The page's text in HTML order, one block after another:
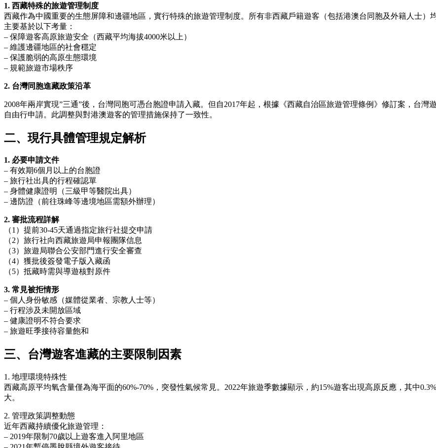
1. 西藏特殊的旅遊管理制度
西藏作為中國重要的生態屏障和邊疆地區，實行特殊的旅遊管理制度。所有非西藏戶籍遊客（包括港澳台同胞及外籍人士）
主要基於以下考量：
– 保障遊客高原旅遊安全（西藏平均海拔4000米以上）
– 維護邊疆地區的社會穩定
– 保護脆弱的高原生態環境
– 規範旅遊市場秩序
2. 台灣同胞進藏政策沿革
2008年兩岸實現”三通”後，台灣同胞可憑台胞證申請入藏。但自2017年起，根據《西藏自治區旅遊管理條例》修訂案，台
自由行申請。此調整與對港澳遊客的管理措施保持了一致性。
二、現行具體管理規定解析
1. 必要申請文件
– 有效期6個月以上的台胞證
– 旅行社出具的行程確認單
– 身體健康證明（三級甲等醫院出具）
– 邊防證（前往珠峰等邊境地區需額外辦理）
2. 審批流程詳解
（1）提前30-45天通過指定旅行社提交申請
（2）旅行社向西藏旅遊局申報團隊信息
（3）旅遊局聯合公安部門進行安全審查
（4）獲批後簽發電子版入藏函
（5）抵藏時需與導遊核對原件
3. 常見被拒情形
– 個人身份敏感（媒體從業者、宗教人士等）
– 行程涉及未開放區域
– 健康證明不符合要求
– 旅遊旺季接待容量飽和
三、台灣遊客進藏的主要限制因素
1. 地理環境特殊性
西藏高原平均氧含量僅為海平面的60%-70%，突發性氣候常見。2022年旅遊季數據顯示，約15%遊客出現高原反應，其中
大。
2. 管理政策調整動態
近年西藏持續優化旅遊管理：
– 2019年限制70歲以上遊客進入阿里地區